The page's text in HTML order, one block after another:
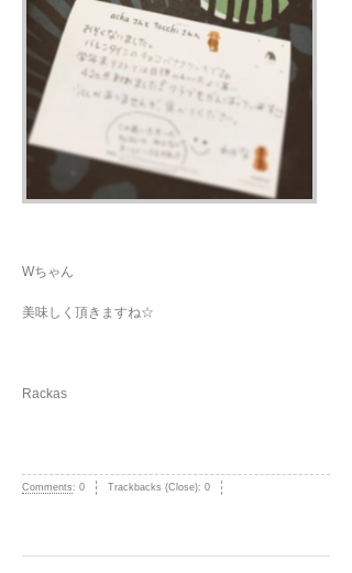
Wちゃん
美味しく頂きますね☆
Rackas
Comments: 0 Trackbacks (Close): 0